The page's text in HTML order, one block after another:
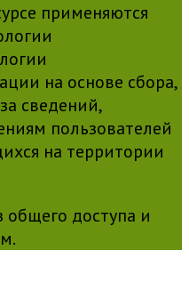
применяются
на основе сбора,
сведений,
пользователей
на территории
общего доступа и